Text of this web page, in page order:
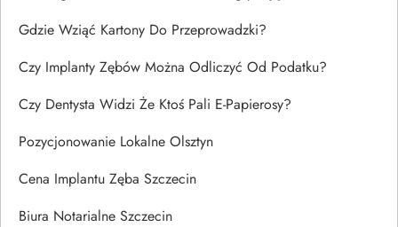
Gdzie Wziąć Kartony Do Przeprowadzki?
Czy Implanty Zębów Można Odliczyć Od Podatku?
Czy Dentysta Widzi Że Ktoś Pali E-Papierosy?
Pozycjonowanie Lokalne Olsztyn
Cena Implantu Zęba Szczecin
Biura Notarialne Szczecin